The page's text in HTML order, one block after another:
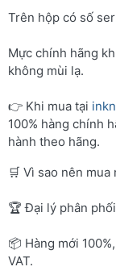
Trên hộp có số
Mực chính hãng
không mùi lạ.
👉 Khi mua tại
100% hàng chính
hành theo hãng.
🛒 Vì sao nên
🏆 Đại lý phân
📦 Hàng mới
VAT.